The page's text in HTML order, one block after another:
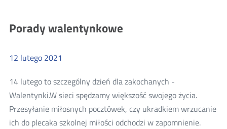
Porady walentynkowe
12 lutego 2021
14 lutego to szczególny dzień dla zakochanych -
Walentynki.W sieci spędzamy większość swojego życia.
Przesyłanie miłosnych pocztówek, czy ukradkiem wrzucanie
ich do plecaka szkolnej miłości odchodzi w zapomnienie.